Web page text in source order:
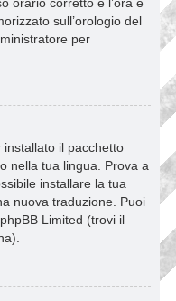
sull’orologio del
per
installato il pacchetto
nella tua lingua. Prova a
installare la tua
nuova traduzione. Puoi
Limited (trovi il